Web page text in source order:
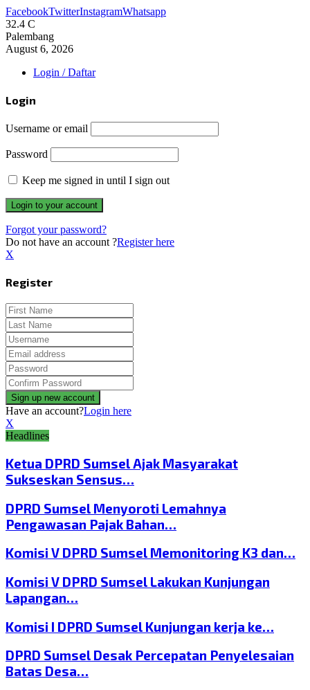
FacebookTwitterInstagramWhatsapp
32.4 C
Palembang
August 6, 2026
Login / Daftar
Login
Username or email
Password
Keep me signed in until I sign out
Forgot your password?
Do not have an account ?Register here
X
Register
Have an account?Login here
X
Headlines
Ketua DPRD Sumsel Ajak Masyarakat
Sukseskan Sensus…
DPRD Sumsel Menyoroti Lemahnya
Pengawasan Pajak Bahan…
Komisi V DPRD Sumsel Memonitoring K3 dan…
Komisi V DPRD Sumsel Lakukan Kunjungan
Lapangan…
Komisi I DPRD Sumsel Kunjungan kerja ke…
DPRD Sumsel Desak Percepatan Penyelesaian
Batas Desa…